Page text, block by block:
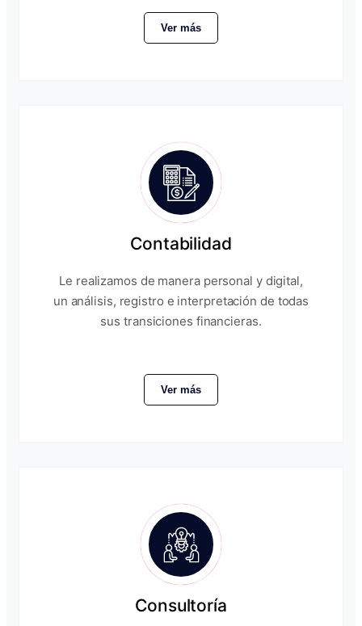
Ver más
Contabilidad
Le realizamos de manera personal y digital,
un análisis, registro e interpretación de todas
sus transiciones financieras.
Ver más
Consultoría